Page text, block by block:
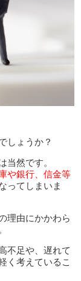
しょうか？
当然です。
や銀行、信金等
ってしまいま
理由にかかわら
不足や、遅れて
く考えているこ